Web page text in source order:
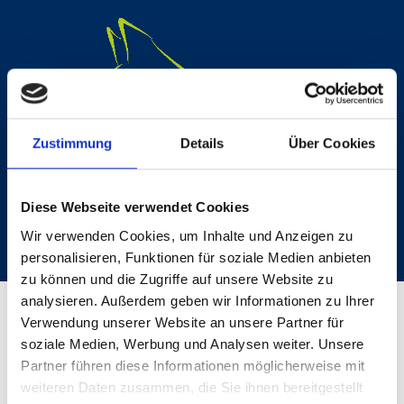
Zustimmung Details Über Cookies
Diese Webseite verwendet Cookies
Wir verwenden Cookies, um Inhalte und Anzeigen zu
personalisieren, Funktionen für soziale Medien anbieten
zu können und die Zugriffe auf unsere Website zu
analysieren. Außerdem geben wir Informationen zu Ihrer
Verwendung unserer Website an unsere Partner für
soziale Medien, Werbung und Analysen weiter. Unsere
Partner führen diese Informationen möglicherweise mit
weiteren Daten zusammen, die Sie ihnen bereitgestellt
Tierphysiotherapie Düren
Honorar
Ich bitte um Barzahlung nach jeder Behandlung.